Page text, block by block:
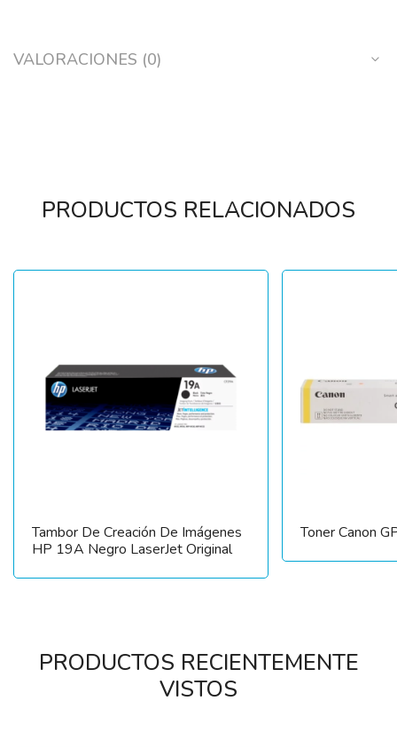
VALORACIONES (0)
PRODUCTOS RELACIONADOS
Tambor De Creación De Imágenes
HP 19A Negro LaserJet Original
Toner Canon
PRODUCTOS RECIENTEMENTE
VISTOS